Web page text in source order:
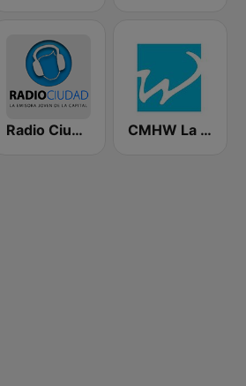
Radio Ciudad Habana CMHW La Reina Radial del Centro